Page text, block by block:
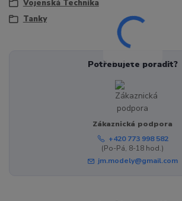
Vojenská Technika
Tanky
Potřebujete poradit?
Zákaznická podpora
+420 773 998 582
(Po-Pá, 8-18 hod.)
jm.modely@gmail.com